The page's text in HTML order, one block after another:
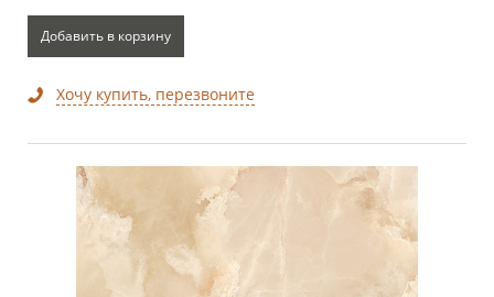
Добавить в корзину
Хочу купить, перезвоните